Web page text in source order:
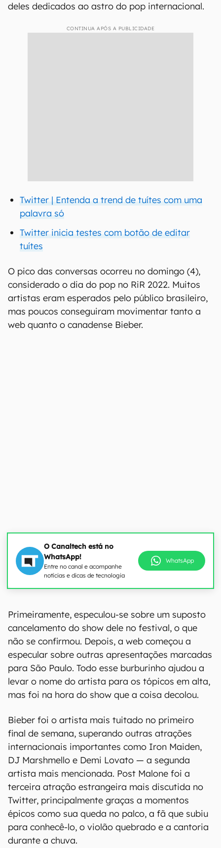
deles dedicados ao astro do pop internacional.
CONTINUA APÓS A PUBLICIDADE
Twitter | Entenda a trend de tuítes com uma
palavra só
Twitter inicia testes com botão de editar
tuítes
O pico das conversas ocorreu no domingo (4),
considerado o dia do pop no RiR 2022. Muitos
artistas eram esperados pelo público brasileiro,
mas poucos conseguiram movimentar tanto a
web quanto o canadense Bieber.
O Canaltech está no
WhatsApp!
Entre no canal e acompanhe
notícias e dicas de tecnologia
WhatsApp
Primeiramente, especulou-se sobre um suposto
cancelamento do show dele no festival, o que
não se confirmou. Depois, a web começou a
especular sobre outras apresentações marcadas
para São Paulo. Todo esse burburinho ajudou a
levar o nome do artista para os tópicos em alta,
mas foi na hora do show que a coisa decolou.
Bieber foi o artista mais tuitado no primeiro
final de semana, superando outras atrações
internacionais importantes como Iron Maiden,
DJ Marshmello e Demi Lovato — a segunda
artista mais mencionada. Post Malone foi a
terceira atração estrangeira mais discutida no
Twitter, principalmente graças a momentos
épicos como sua queda no palco, a fã que subiu
para conhecê-lo, o violão quebrado e a cantoria
durante a chuva.